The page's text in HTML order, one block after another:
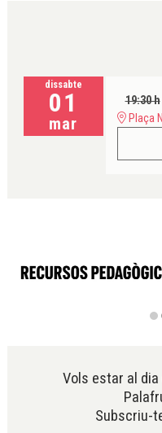
dissabte
01
mar
19:30 h
Plaça
Vols estar al
Subscriu-